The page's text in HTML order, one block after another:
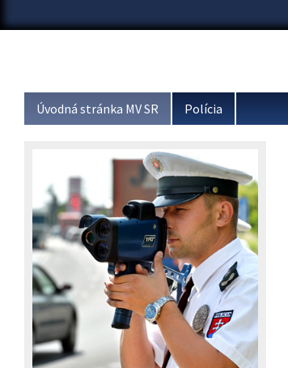
Úvodná stránka MV SR Polícia